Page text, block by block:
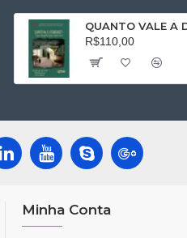
R$110,00
Minha Conta